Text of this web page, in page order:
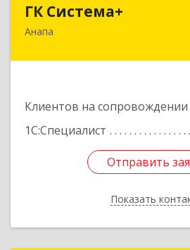
ГК Система+
Анапа
Клиентов на сопровождении
1С:Специалист
Отправить
Показать
353450, Краснодарский
Отправить
Назад